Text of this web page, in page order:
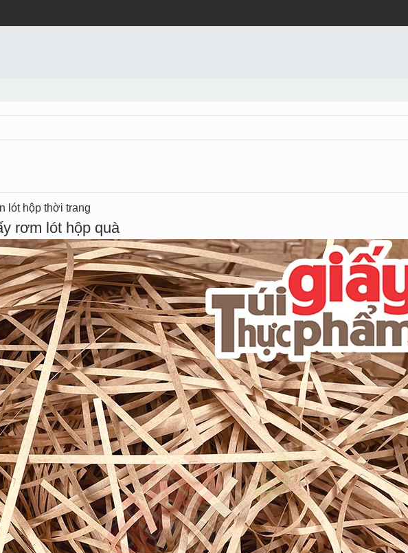
lót hộp thời trang
rơm lót hộp quà